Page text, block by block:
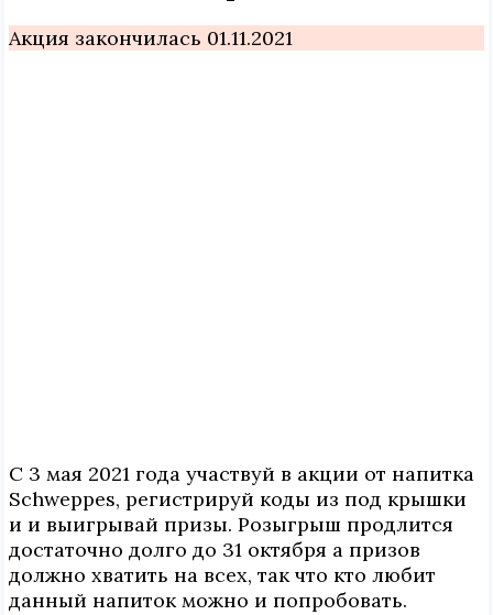
Акция закончилась 01.11.2021
С 3 мая 2021 года участвуй в акции от напитка
Schweppes, регистрируй коды из под крышки
и и выигрывай призы. Розыгрыш продлится
достаточно долго до 31 октября а призов
должно хватить на всех, так что кто любит
данный напиток можно и попробовать.